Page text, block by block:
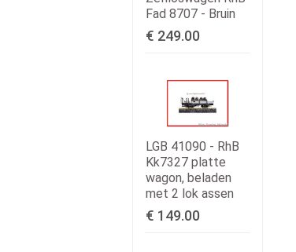
Fad 8707 - Bruin
€ 249.00
LGB 41090 - RhB
Kk7327 platte
wagon, beladen
met 2 lok assen
€ 149.00